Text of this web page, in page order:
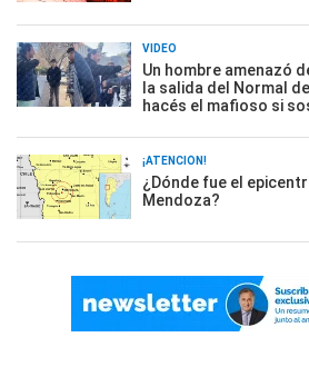
VIDEO
Un hombre amenazó
la salida del Normal
hacés el mafioso si
¡ATENCIÓN!
¿Dónde fue el
Mendoza?